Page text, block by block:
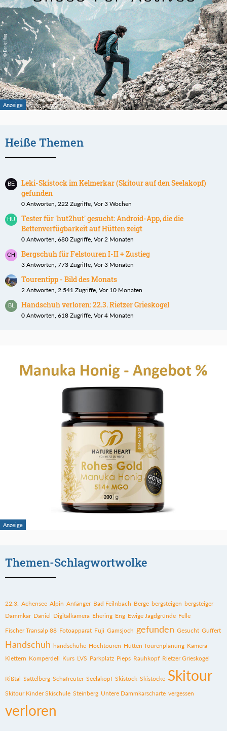
Heiße Themen
Leki-Skistock im Kelmerkar (Skitour auf den Seelakopf)
gefunden
0 Antworten, 222 Zugriffe, Vor 3 Wochen
Tester für 'hut2hut' gesucht: Android-App, die die
Bettenverfügbarkeit auf Hütten zeigt
0 Antworten, 680 Zugriffe, Vor 2 Monaten
Bergschuh für Felstouren I-II + Zustieg
3 Antworten, 773 Zugriffe, Vor 3 Monaten
Tourentipp - Bild des Monats
2 Antworten, 2.541 Zugriffe, Vor 10 Monaten
Handschuh verloren: 22.3. Rietzer Grieskogel
0 Antworten, 618 Zugriffe, Vor 4 Monaten
Themen-Schlagwortwolke
22.3. Achensee Alpin Anfänger Bad Feilnbach Berge bergsteigen bergsteiger
Dammkar Daniel Digitalkamera Ehering Eng Ewige Jagdgründe Felle
Fischer Transalp 88 Fotoapparat Fuji Gamsjoch gefunden Gesucht Guffert
Handschuh handschuhe Hochtouren Hütten Tourenplanung Kamera
Klettern Komperdell Kurs LVS Parkplatz Pieps Rauhkopf Rietzer Grieskogel
Rißtal Sattelberg Schafreuter Seelakopf Skistock Skistöcke Skitour
Skitour Kinder Skischule Steinberg Untere Dammkarscharte vergessen
verloren